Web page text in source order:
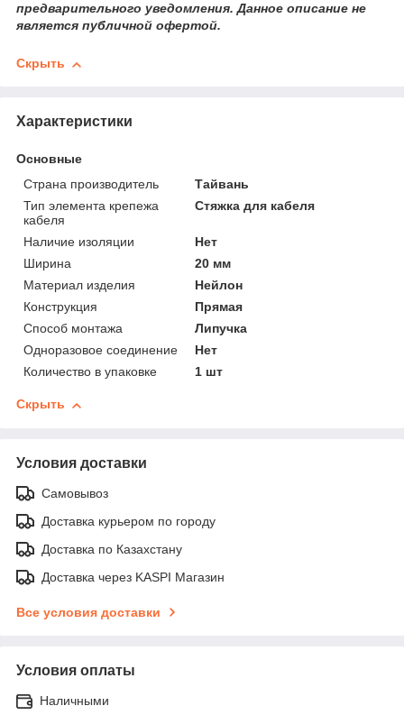
предварительного уведомления. Данное описание не
является публичной офертой.
Скрыть
Характеристики
Основные
Страна производитель
Тайвань
Тип элемента крепежа
кабеля
Стяжка для кабеля
Наличие изоляции
Нет
Ширина
20 мм
Материал изделия
Нейлон
Конструкция
Прямая
Способ монтажа
Липучка
Одноразовое соединение
Нет
Количество в упаковке
1 шт
Скрыть
Условия доставки
Самовывоз
Доставка курьером по городу
Доставка по Казахстану
Доставка через KASPI Магазин
Все условия доставки
Условия оплаты
Наличными